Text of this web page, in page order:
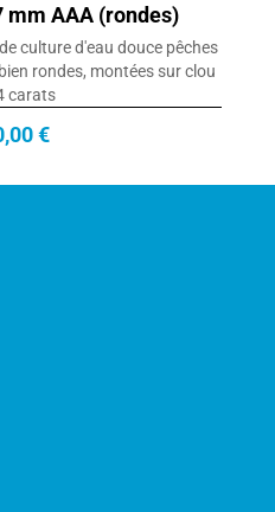
mm AAA (rondes)
culture d'eau douce pêches
rondes, montées sur clou
carats
€